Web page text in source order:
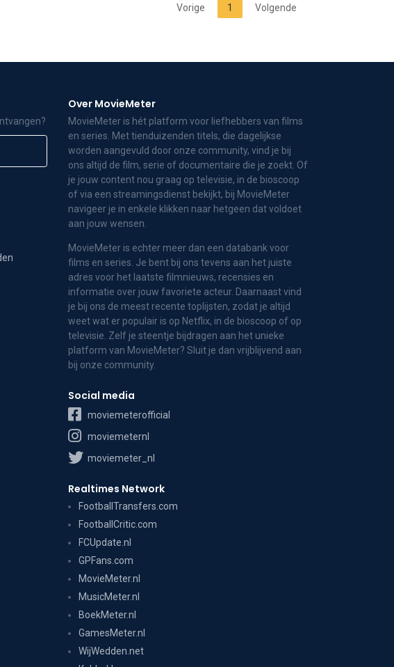
Vorige 1 Volgende
Over MovieMeter
MovieMeter is hét platform voor liefhebbers van films
en series. Met tienduizenden titels, die dagelijkse
worden aangevuld door onze community, vind je bij
ons altijd de film, serie of documentaire die je zoekt. Of
je jouw content nou graag op televisie, in de bioscoop
of via een streamingsdienst bekijkt, bij MovieMeter
navigeer je in enkele klikken naar hetgeen dat voldoet
aan jouw wensen.
MovieMeter is echter meer dan een databank voor
films en series. Je bent bij ons tevens aan het juiste
adres voor het laatste filmnieuws, recensies en
informatie over jouw favoriete acteur. Daarnaast vind
je bij ons de meest recente toplijsten, zodat je altijd
weet wat er populair is op Netflix, in de bioscoop of op
televisie. Zelf je steentje bijdragen aan het unieke
platform van MovieMeter? Sluit je dan vrijblijvend aan
bij onze community.
Social media
moviemeterofficial
moviemeternl
moviemeter_nl
Realtimes Network
FootballTransfers.com
FootballCritic.com
FCUpdate.nl
GPFans.com
MovieMeter.nl
MusicMeter.nl
BoekMeter.nl
GamesMeter.nl
WijWedden.net